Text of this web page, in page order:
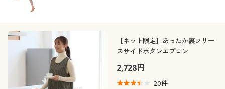
ペイズリー柄
スエード
デニム
60代
春
閉じる
【ネット限定】あったか裏フリー
スサイドボタンエプロン
2,728円
20件